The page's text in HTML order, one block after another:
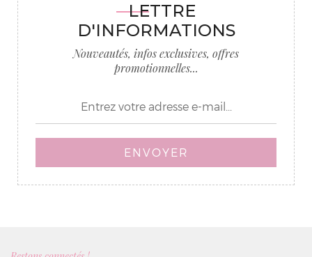
LETTRE
D'INFORMATIONS
Nouveautés, infos exclusives, offres
promotionnelles...
ENVOYER